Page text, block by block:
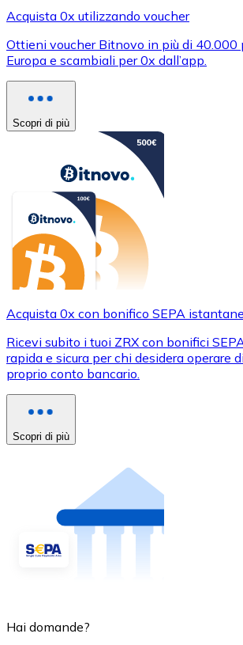
Acquista 0x utilizzando voucher
Ottieni voucher Bitnovo in più di 40.000
Europa e scambiali per 0x dall’app.
Scopri di più
Acquista 0x con bonifico SEPA
Ricevi subito i tuoi ZRX con bonifici
rapida e sicura per chi desidera operare
proprio conto bancario.
Scopri di più
Hai domande?